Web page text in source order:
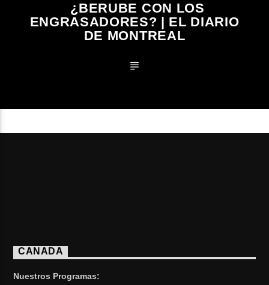
¿BERUBE CON LOS
ENGRASADORES? | EL DIARIO
DE MONTREAL
CANADA
Nuestros Programas: